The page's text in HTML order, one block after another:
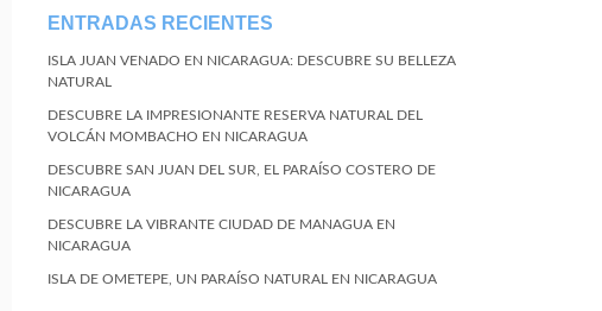
ENTRADAS RECIENTES
ISLA JUAN VENADO EN NICARAGUA: DESCUBRE SU BELLEZA
NATURAL
DESCUBRE LA IMPRESIONANTE RESERVA NATURAL DEL
VOLCÁN MOMBACHO EN NICARAGUA
DESCUBRE SAN JUAN DEL SUR, EL PARAÍSO COSTERO DE
NICARAGUA
DESCUBRE LA VIBRANTE CIUDAD DE MANAGUA EN
NICARAGUA
ISLA DE OMETEPE, UN PARAÍSO NATURAL EN NICARAGUA